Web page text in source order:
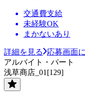
交通費支給
未経験OK
まかないあり
詳細を見る
応募画面
アルバイト・パート
浅草商店_01[129]